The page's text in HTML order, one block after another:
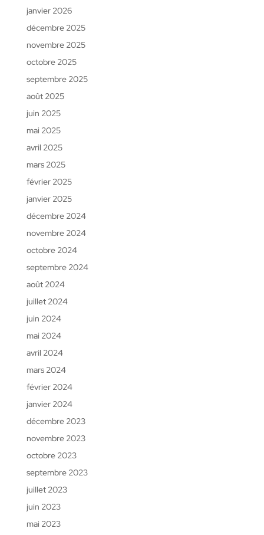
janvier 2026
décembre 2025
novembre 2025
octobre 2025
septembre 2025
août 2025
juin 2025
mai 2025
avril 2025
mars 2025
février 2025
janvier 2025
décembre 2024
novembre 2024
octobre 2024
septembre 2024
août 2024
juillet 2024
juin 2024
mai 2024
avril 2024
mars 2024
février 2024
janvier 2024
décembre 2023
novembre 2023
octobre 2023
septembre 2023
juillet 2023
juin 2023
mai 2023